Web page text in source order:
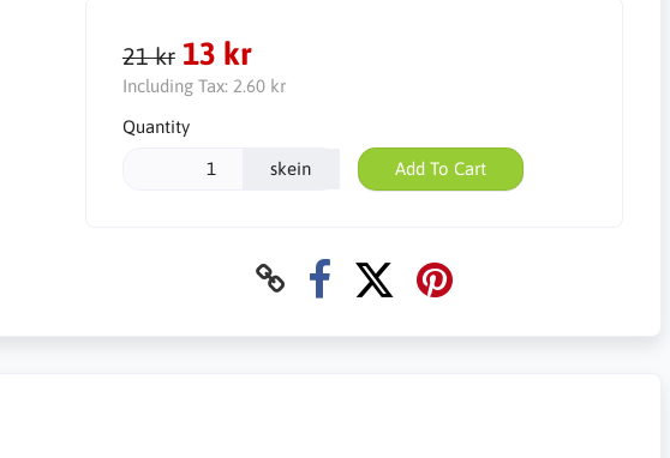
21 kr 13 kr
Including Tax: 2.60 kr
Quantity
skein Add To Cart